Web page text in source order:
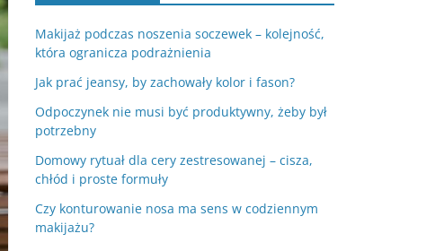
Makijaż podczas noszenia soczewek – kolejność,
która ogranicza podrażnienia
Jak prać jeansy, by zachowały kolor i fason?
Odpoczynek nie musi być produktywny, żeby był
potrzebny
Domowy rytuał dla cery zestresowanej – cisza,
chłód i proste formuły
Czy konturowanie nosa ma sens w codziennym
makijażu?